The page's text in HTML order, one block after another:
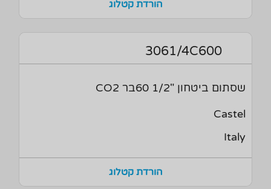
הורדת קטלוג
3061/4C600
שסתום ביטחון "1/2 60בר CO2
Castel
Italy
הורדת קטלוג